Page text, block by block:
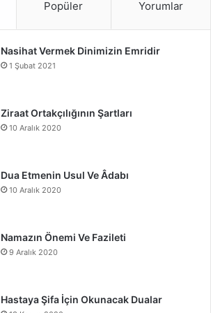
b
o
u
e
a
r
Popüler Yorumlar
Nasihat Vermek Dinimizin Emridir
1 Şubat 2021
Ziraat Ortakçılığının Şartları
10 Aralık 2020
Dua Etmenin Usul Ve Âdabı
10 Aralık 2020
Namazın Önemi Ve Fazileti
9 Aralık 2020
Hastaya Şifa İçin Okunacak Dualar